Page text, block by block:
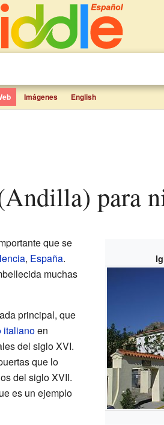
Imágenes English
para
que se
, España.
muchas
principal, que
italianoen
del siglo XVI.
que lo
del siglo XVII.
es un ejemplo